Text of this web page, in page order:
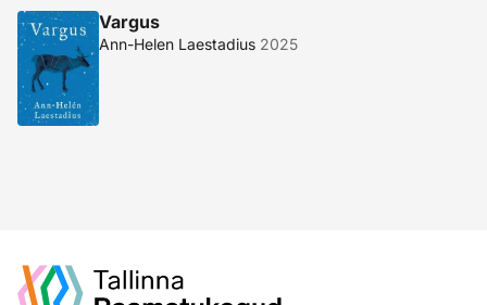
Vargus
Ann-Helen Laestadius 2025